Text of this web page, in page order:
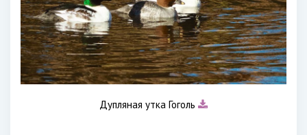
Дупляная утка Гоголь